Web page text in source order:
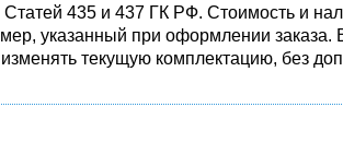
435 и 437 ГК РФ. Стоимость и
указанный при оформлении
текущую комплектацию, без